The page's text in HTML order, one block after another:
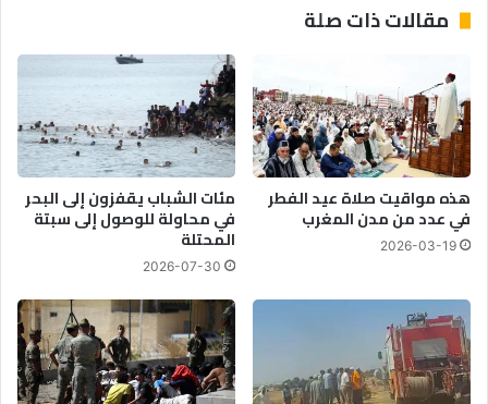
مقالات ذات صلة
هذه مواقيت صلاة عيد الفطر
في عدد من مدن المغرب
2026-03-19
مئات الشباب يقفزون إلى البحر
في محاولة للوصول إلى سبتة
المحتلة
2026-07-30